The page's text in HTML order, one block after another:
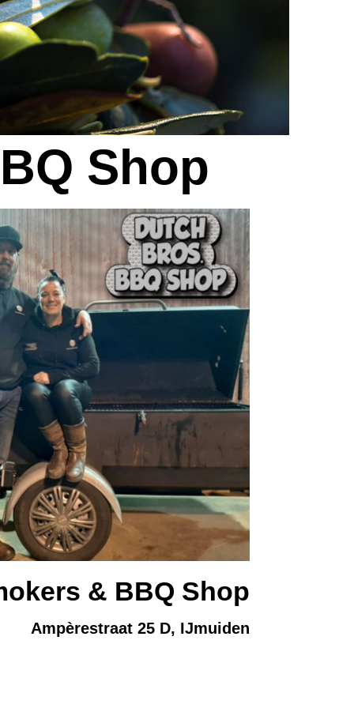
Shop
& BBQ Shop
Ampèrestraat 25 D, IJmuiden